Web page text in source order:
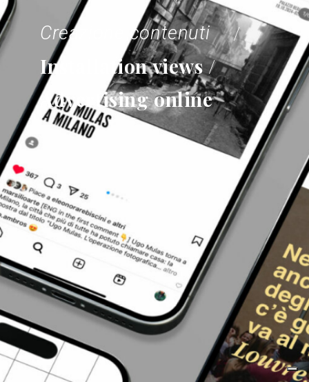
Creazione contenuti
Installation views
Advertising online